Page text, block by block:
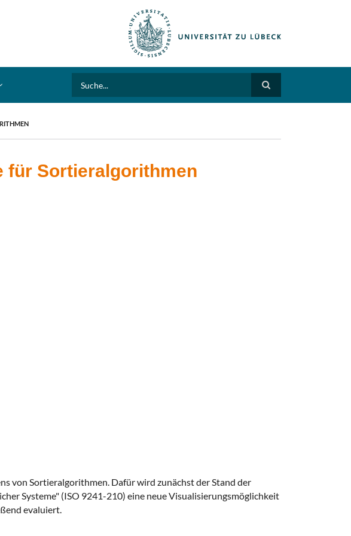
für Sortieralgorithmen
von Sortieralgorithmen. Dafür wird zunächst der Stand der
Systeme" (ISO 9241-210) eine neue Visualisierungsmöglichkeit
evaluiert.